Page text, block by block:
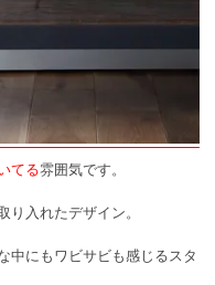
てる雰囲気です。
り入れたデザイン。
中にもワビサビも感じるスタ